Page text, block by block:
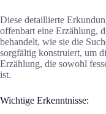
Diese detaillierte
offenbart eine Erzählung,
behandelt, wie sie die
sorgfältig konstruiert, um
Erzählung, die sowohl
ist.
Wichtige Erkenntnisse: